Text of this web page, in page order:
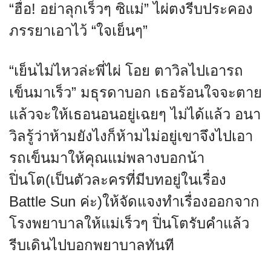
“ฮื่อ! อย่าลุกเร็วๆ ซิแม่” ไผ่ตงรีบประคอง
ภรรยาเอาไว้ “ใจเย็นๆ”
“เย็นไม่ไหวล่ะพี่ไผ่ โอย ตาวิลไปเอารถ
เข็นมาเร็ว” มธุรดาบอก เธอร้อนใจจะตาย
แล้วจะให้เธอนอนอยู่เฉยๆ ไม่ได้แล้ว อนา
วิลรู้ว่าห้ามยังไงก็ห้ามไม่อยู่เขาจึงไปเอา
รถเข็นมาให้คุณแม่พลางบอกน้า
ปิ่นโต(เป็นตัวละครที่มีบทอยู่ในเรื่อง
Battle Sun ค่ะ)ให้จัดแจงทำเรื่องออกจาก
โรงพยาบาลให้แม่เร็วๆ ปิ่นโตรับคำแล้ว
รีบเดินไปบอกพยาบาลทันที